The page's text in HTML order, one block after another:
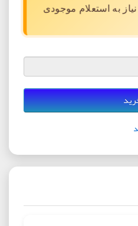
به استعلام موجودی